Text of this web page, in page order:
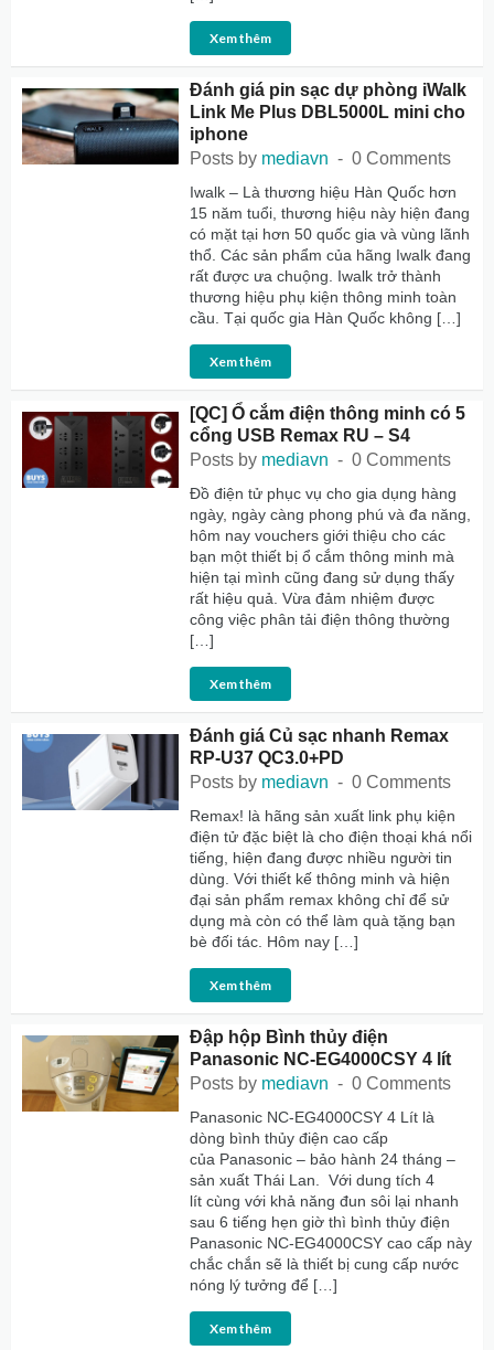
Xem thêm
Đánh giá pin sạc dự phòng iWalk
Link Me Plus DBL5000L mini cho
iphone
Posts by mediavn 0 Comments
Iwalk – Là thương hiệu Hàn Quốc hơn
15 năm tuổi, thương hiệu này hiện đang
có mặt tại hơn 50 quốc gia và vùng lãnh
thổ. Các sản phẩm của hãng Iwalk đang
rất được ưa chuộng. Iwalk trở thành
thương hiệu phụ kiện thông minh toàn
cầu. Tại quốc gia Hàn Quốc không […]
Xem thêm
[QC] Ổ cắm điện thông minh có 5
cổng USB Remax RU – S4
Posts by mediavn 0 Comments
Đồ điện tử phục vụ cho gia dụng hàng
ngày, ngày càng phong phú và đa năng,
hôm nay vouchers giới thiệu cho các
bạn một thiết bị ổ cắm thông minh mà
hiện tại mình cũng đang sử dụng thấy
rất hiệu quả. Vừa đảm nhiệm được
công việc phân tải điện thông thường
[…]
Xem thêm
Đánh giá Củ sạc nhanh Remax
RP-U37 QC3.0+PD
Posts by mediavn 0 Comments
Remax! là hãng sản xuất link phụ kiện
điện tử đặc biệt là cho điện thoại khá nổi
tiếng, hiện đang được nhiều người tin
dùng. Với thiết kế thông minh và hiện
đại sản phẩm remax không chỉ để sử
dụng mà còn có thể làm quà tặng bạn
bè đối tác. Hôm nay […]
Xem thêm
Đập hộp Bình thủy điện
Panasonic NC-EG4000CSY 4 lít
Posts by mediavn 0 Comments
Panasonic NC-EG4000CSY 4 Lít là
dòng bình thủy điện cao cấp
của Panasonic – bảo hành 24 tháng –
sản xuất Thái Lan. Với dung tích 4
lít cùng với khả năng đun sôi lại nhanh
sau 6 tiếng hẹn giờ thì bình thủy điện
Panasonic NC-EG4000CSY cao cấp này
chắc chắn sẽ là thiết bị cung cấp nước
nóng lý tưởng để […]
Xem thêm